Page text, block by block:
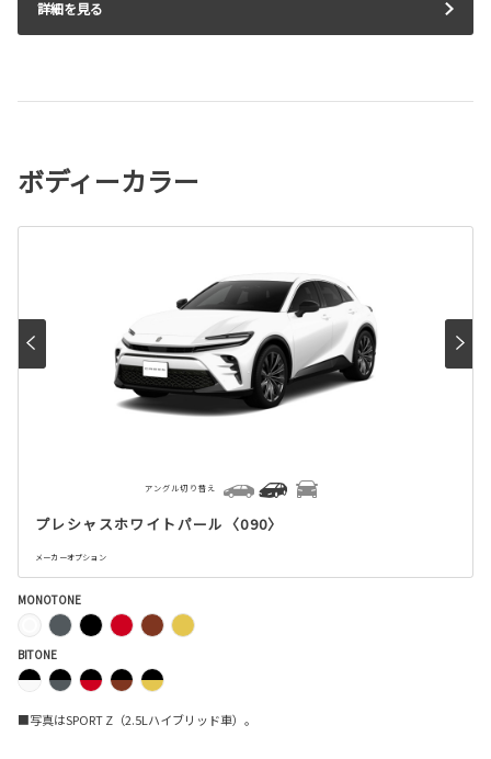
詳細を見る
ボディーカラー
プレシャスホワイトパール〈090〉
メーカーオプション
アングル切り替え
MONOTONE
BITONE
■写真はSPORT Z（2.5Lハイブリッド車）。